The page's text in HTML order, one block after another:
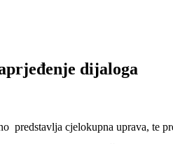
dijaloga
predstavlja cjelokupna uprava, te